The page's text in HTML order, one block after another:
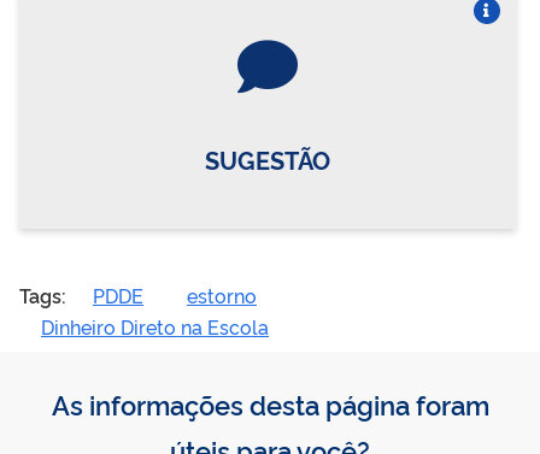
SUGESTÃO
Tags: PDDE
estorno
Dinheiro Direto na Escola
As informações desta página foram